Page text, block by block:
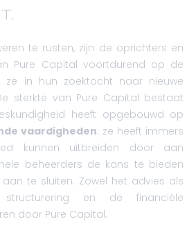
te rusten, zijn de oprichters en
Pure Capital voortdurend op de
ze in hun zoektocht naar nieuwe
sterkte van Pure Capital bestaat
heeft opgebouwd op
vaardigheden: ze heeft immers
kunnen uitbreiden door aan
beheerders de kans te bieden
te sluiten. Zowel het advies als
en de financiële
door Pure Capital.